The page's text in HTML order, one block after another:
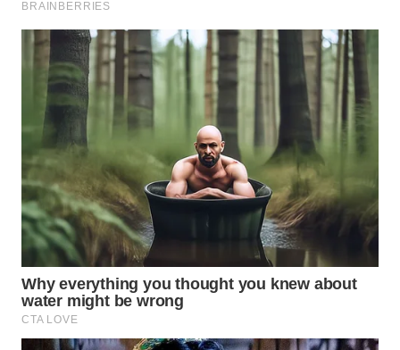
WN
SIMALUNGUN
WN
LABUHANBATU
WN
TAPANULI
TENGAH
WN DELI
SERDANG
WN
TEBING